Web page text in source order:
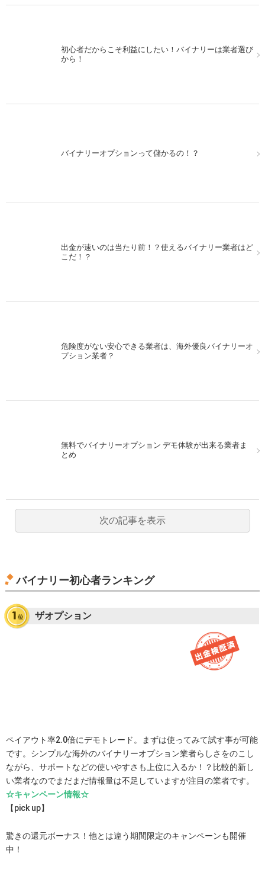
初心者だからこそ利益にしたい！バイナリーは業者選び
から！
バイナリーオプションって儲かるの！？
出金が速いのは当たり前！？使えるバイナリー業者はど
こだ！？
危険度がない安心できる業者は、海外優良バイナリーオ
プション業者？
無料でバイナリーオプション デモ体験が出来る業者ま
とめ
次の記事を表示
バイナリー初心者ランキング
ザオプション
ペイアウト率2.0倍にデモトレード。まずは使ってみて試す事が可能
です。シンプルな海外のバイナリーオプション業者らしさをのこし
ながら、サポートなどの使いやすさも上位に入るか！？比較的新し
い業者なのでまだまだ情報量は不足していますが注目の業者です。
☆キャンペーン情報☆
【pick up】
驚きの還元ボーナス！他とは違う期間限定のキャンペーンも開催
中！